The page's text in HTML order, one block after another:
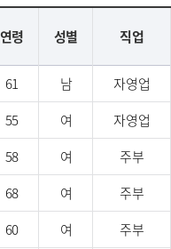
연령 성별 직업
61 남
자영업
55 여
자영업
58 여
주부
68 여
주부
60 여
주부